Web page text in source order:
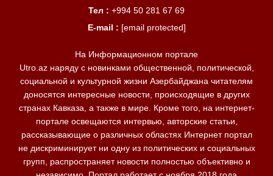
Тел : +994 50 281 67 69
E-mail : [email protected]
На Информационном портале
Utro.az наряду с новинками общественной, политической,
социальной и культурной жизни Азербайджана читателям
доносятся интересные новости, происходящие в других
странах Кавказа, а также в мире. Кроме того, на интернет-
портале освещаются интервью, авторские статьи,
рассказывающие о различных областях Интернет портал
не дискриминирует ни одну из политических и социальных
групп, распространяет новости полностью объективно и